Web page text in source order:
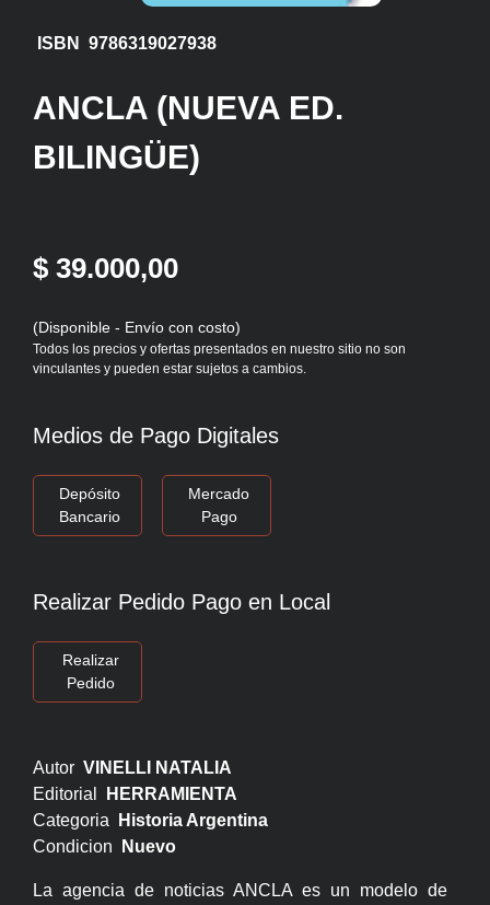
ISBN 9786319027938
ANCLA (NUEVA ED.
BILINGÜE)
$ 39.000,00
(Disponible - Envío con costo)
Todos los precios y ofertas presentados en nuestro sitio no son
vinculantes y pueden estar sujetos a cambios.
Medios de Pago Digitales
Depósito
Bancario
Mercado
Pago
Realizar Pedido Pago en Local
Realizar
Pedido
Autor VINELLI NATALIA
Editorial
HERRAMIENTA
Categoria
Historia Argentina
Condicion
Nuevo
La agencia de noticias ANCLA es un modelo de